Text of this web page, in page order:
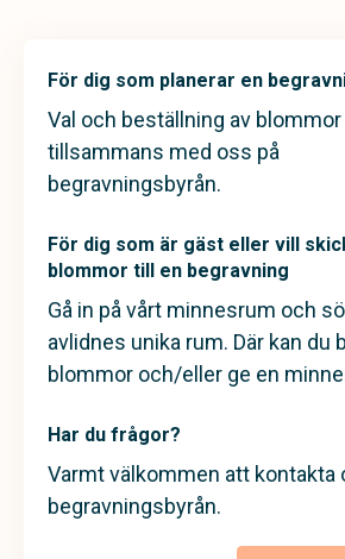
För dig som planerar en
Val och beställning av blommor
tillsammans med oss på
begravningsbyrån.
För dig som är gäst eller vill
blommor till en begravning
Gå in på vårt minnesrum och
avlidnes unika rum. Där kan du
blommor och/eller ge en
Har du frågor?
Varmt välkommen att kontakta
begravningsbyrån.